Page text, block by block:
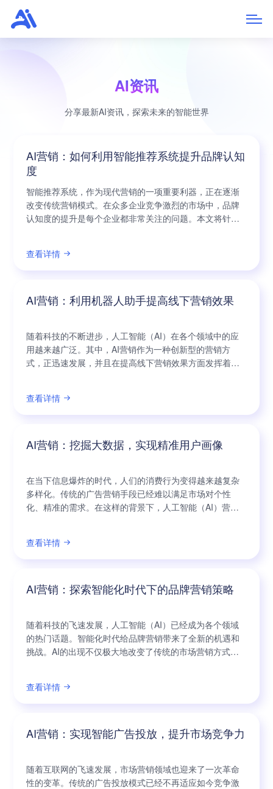
AI资讯
分享最新AI资讯，探索未来的智能世界
AI营销：如何利用智能推荐系统提升品牌认知
度
智能推荐系统，作为现代营销的一项重要利器，正在逐渐
改变传统营销模式。在众多企业竞争激烈的市场中，品牌
认知度的提升是每个企业都非常关注的问题。本文将针对
作用，并探讨如何利用智能推荐系统来提升品牌认知度。
智能推荐系统是基于人工智能技术的推荐算法，通过对用
查看详情
AI营销：利用机器人助手提高线下营销效果
随着科技的不断进步，人工智能（AI）在各个领域中的应
用越来越广泛。其中，AI营销作为一种创新型的营销方
式，正迅速发展，并且在提高线下营销效果方面发挥着重
消费市场竞争的加剧，传统的人工营销方式已经无法满足
企业的需求。在这种情况下，机器人助手的出现为企业带
查看详情
AI营销：挖掘大数据，实现精准用户画像
在当下信息爆炸的时代，人们的消费行为变得越来越复杂
多样化。传统的广告营销手段已经难以满足市场对个性
化、精准的需求。在这样的背景下，人工智能（AI）营销
了无限的商机和发展空间。它基于强大的算法和机器学习
技术，能够快速、准确地分析海量的用户数据，并根据用
查看详情
AI营销：探索智能化时代下的品牌营销策略
随着科技的飞速发展，人工智能（AI）已经成为各个领域
的热门话题。智能化时代给品牌营销带来了全新的机遇和
挑战。AI的出现不仅极大地改变了传统的市场营销方式，
中的应用。 AI在品牌营销中扮演着至关重要的角色。通过
大数据分析和机器学习算法，AI能够深入挖掘用户行为数
查看详情
AI营销：实现智能广告投放，提升市场竞争力
随着互联网的飞速发展，市场营销领域也迎来了一次革命
性的变革。传统的广告投放模式已经不再适应如今竞争激